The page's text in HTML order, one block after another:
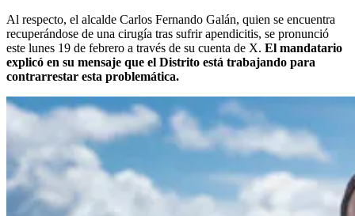
Al respecto, el alcalde Carlos Fernando Galán, quien se encuentra
recuperándose de una cirugía tras sufrir apendicitis, se pronunció
este lunes 19 de febrero a través de su cuenta de X. El mandatario
explicó en su mensaje que el Distrito está trabajando para
contrarrestar esta problemática.